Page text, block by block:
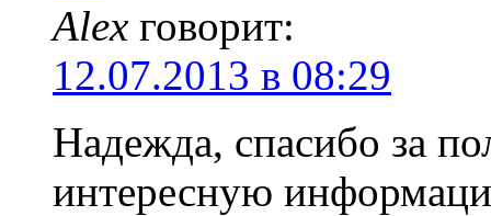
Alex говорит:
12.07.2013 в 08:29
Надежда, спасибо за
интересную